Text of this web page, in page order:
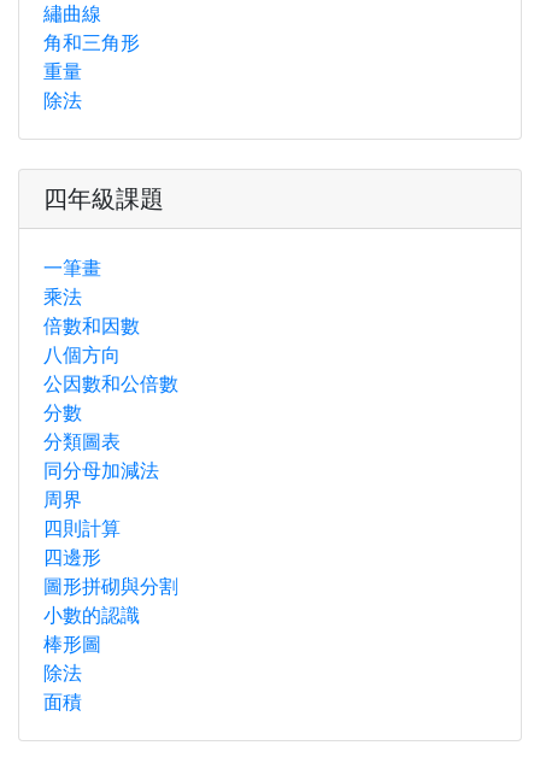
繡曲線
角和三角形
重量
除法
四年級課題
一筆畫
乘法
倍數和因數
八個方向
公因數和公倍數
分數
分類圖表
同分母加減法
周界
四則計算
四邊形
圖形拼砌與分割
小數的認識
棒形圖
除法
面積